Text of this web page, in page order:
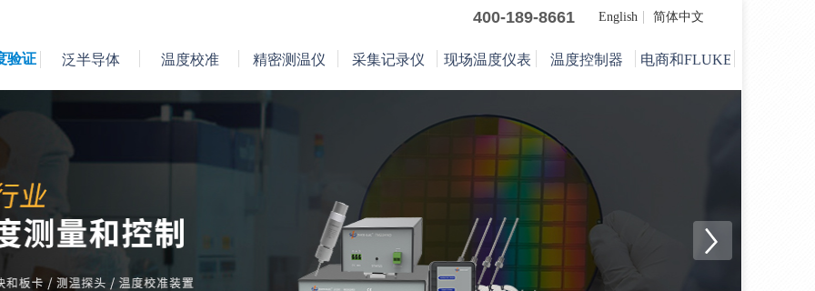
400-189-8661 English 简体中文
验证 泛半导体 温度校准 精密测温仪 采集记录仪 现场温度仪表 温度控制器 电商和FLUKE